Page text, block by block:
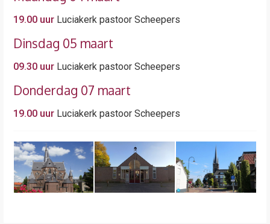
19.00 uurLuciakerk pastoor Scheepers
Dinsdag 05 maart
09.30 uurLuciakerk pastoor Scheepers
Donderdag 07 maart
19.00 uurLuciakerk pastoor Scheepers